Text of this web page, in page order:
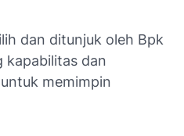
dan ditunjuk oleh Bpk
kapabilitas dan
memimpin